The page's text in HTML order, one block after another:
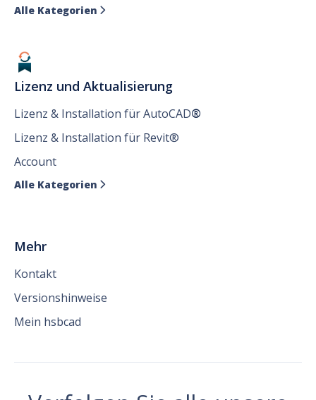
Alle Kategorien 
Lizenz und Aktualisierung
Lizenz & Installation für AutoCAD®
Lizenz & Installation für Revit®
Account
Alle Kategorien 
Mehr
Kontakt
Versionshinweise
Mein hsbcad